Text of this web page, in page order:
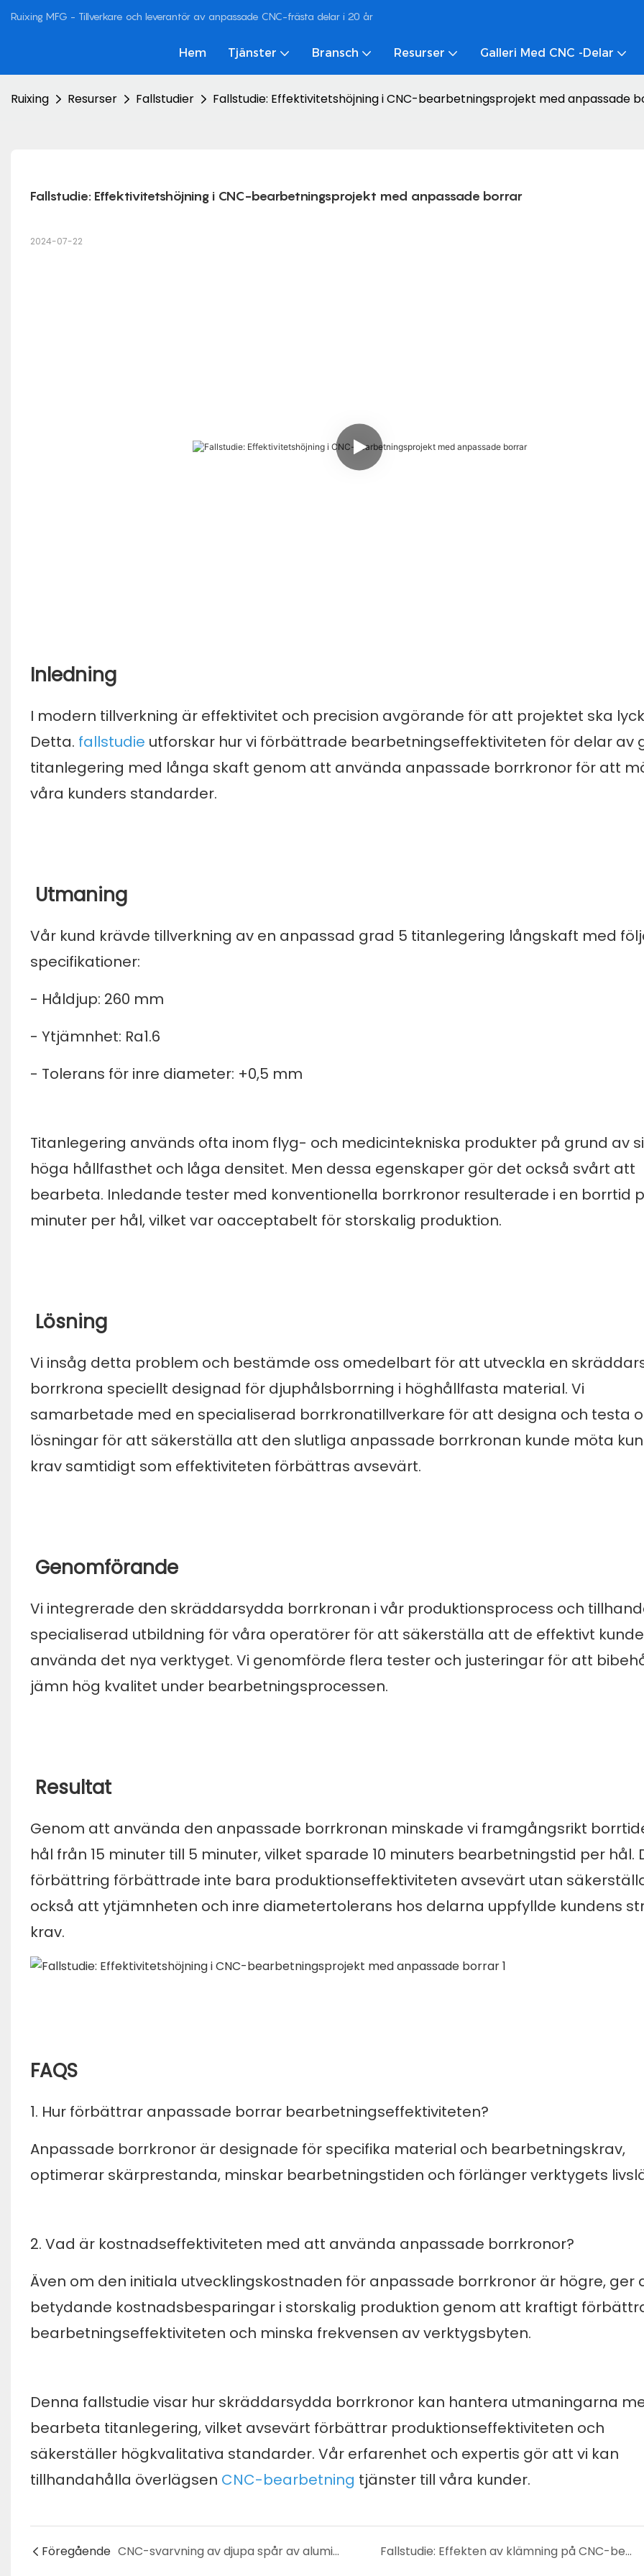
Ruixing MFG - Tillverkare och leverantör av anpassade CNC-frästa delar i 20 år
Hem Tjänster Bransch Resurser Galleri Med CNC -delar
Ruixing Resurser Fallstudier Fallstudie: Effektivitetshöjning i CNC-bearbetningsprojekt med anpassade
Fallstudie: Effektivitetshöjning i CNC-bearbetningsprojekt med anpassade borrar
2024-07-22
Inledning
I modern tillverkning är effektivitet och precision avgörande för att projektet ska
Detta. fallstudie utforskar hur vi förbättrade bearbetningseffektiviteten för delar av
titanlegering med långa skaft genom att använda anpassade borrkronor för att
våra kunders standarder.
Utmaning
Vår kund krävde tillverkning av en anpassad grad 5 titanlegering långskaft med
specifikationer:
- Håldjup: 260 mm
- Ytjämnhet: Ra1.6
- Tolerans för inre diameter: +0,5 mm
Titanlegering används ofta inom flyg- och medicintekniska produkter på grund av
höga hållfasthet och låga densitet. Men dessa egenskaper gör det också svårt att
bearbeta. Inledande tester med konventionella borrkronor resulterade i en borrtid
minuter per hål, vilket var oacceptabelt för storskalig produktion.
Lösning
Vi insåg detta problem och bestämde oss omedelbart för att utveckla en
borrkrona speciellt designad för djuphålsborrning i höghållfasta material. Vi
samarbetade med en specialiserad borrkronatillverkare för att designa och testa
lösningar för att säkerställa att den slutliga anpassade borrkronan kunde möta
krav samtidigt som effektiviteten förbättras avsevärt.
Genomförande
Vi integrerade den skräddarsydda borrkronan i vår produktionsprocess och
specialiserad utbildning för våra operatörer för att säkerställa att de effektivt kunde
använda det nya verktyget. Vi genomförde flera tester och justeringar för att
jämn hög kvalitet under bearbetningsprocessen.
Resultat
Genom att använda den anpassade borrkronan minskade vi framgångsrikt
hål från 15 minuter till 5 minuter, vilket sparade 10 minuters bearbetningstid per hål.
förbättring förbättrade inte bara produktionseffektiviteten avsevärt utan
också att ytjämnheten och inre diametertolerans hos delarna uppfyllde kundens
krav.
FAQS
1. Hur förbättrar anpassade borrar bearbetningseffektiviteten?
Anpassade borrkronor är designade för specifika material och bearbetningskrav,
optimerar skärprestanda, minskar bearbetningstiden och förlänger verktygets
2. Vad är kostnadseffektiviteten med att använda anpassade borrkronor?
Även om den initiala utvecklingskostnaden för anpassade borrkronor är högre, ger
betydande kostnadsbesparingar i storskalig produktion genom att kraftigt
bearbetningseffektiviteten och minska frekvensen av verktygsbyten.
Denna fallstudie visar hur skräddarsydda borrkronor kan hantera utmaningarna
bearbeta titanlegering, vilket avsevärt förbättrar produktionseffektiviteten och
säkerställer högkvalitativa standarder. Vår erfarenhet och expertis gör att vi kan
tillhandahålla överlägsen CNC-bearbetning tjänster till våra kunder.
Föregående CNC-svarvning av djupa spår av aluminiumdelar Fallstudie: Effekten av klämning på CNC-bearbetningseffektivitet